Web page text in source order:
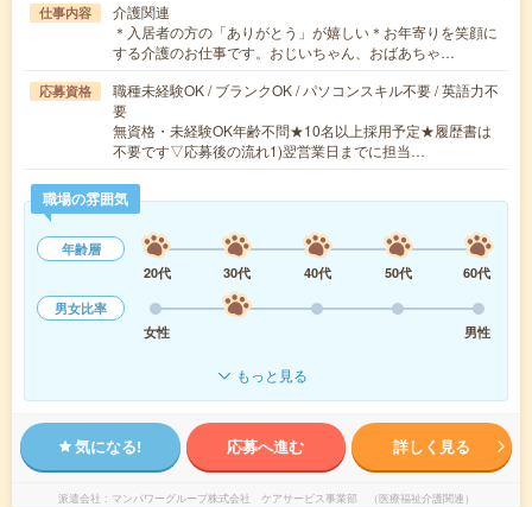
仕事内容
介護関連
＊入居者の方の「ありがとう」が嬉しい＊お年寄りを笑顔に
する介護のお仕事です。おじいちゃん、おばあちゃ…
応募資格
職種未経験OK / ブランクOK / パソコンスキル不要 / 英語力不
要
無資格・未経験OK年齢不問★10名以上採用予定★履歴書は
不要です▽応募後の流れ1)翌営業日までに担当…
職場の雰囲気
年齢層
20代
30代 40代 50代
60代
男女比率
女性
男性
もっと見る
気になる! 応募へ進む 詳しく見る
派遣会社 マンパワーグループ株式会社 ケアサービス事業部 （医療福祉介護関連）